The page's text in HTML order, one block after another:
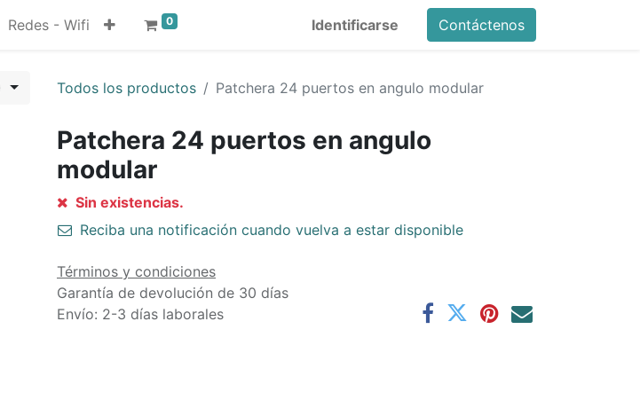
Redes - Wifi 0 Identificarse Contáctenos
Todos los productos Patchera 24 puertos en angulo modular
Patchera 24 puertos en angulo
modular
Sin existencias.
Reciba una notificación cuando vuelva a estar disponible
Términos y condiciones
Garantía de devolución de 30 días
Envío: 2-3 días laborales